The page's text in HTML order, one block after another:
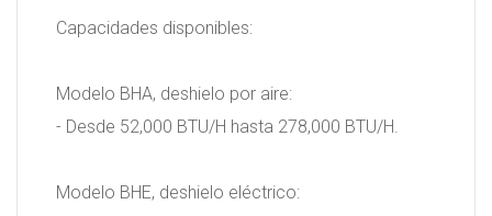
Capacidades disponibles:
Modelo BHA, deshielo por aire:
- Desde 52,000 BTU/H hasta 278,000 BTU/H.
Modelo BHE, deshielo eléctrico: